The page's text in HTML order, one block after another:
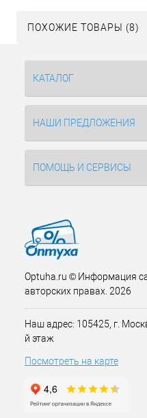
ПОХОЖИЕ ТОВАРЫ (8)
КАТАЛОГ
НАШИ ПРЕДЛОЖЕНИЯ
ПОМОЩЬ И СЕРВИСЫ
Optuha.ru © Информация
авторских правах. 2026
Наш адрес: 105425, г.
й этаж
Посмотреть на карте